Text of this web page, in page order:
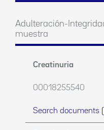
Adulteración-
muestra
Creatinuria
00018255540
Search documents